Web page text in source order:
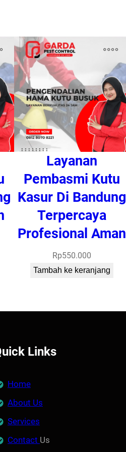
A
m
n
Layanan
Pembasmi Kutu
Kasur Di Bandung
Terpercaya
Profesional Aman
Rp550.000
Tambah ke keranjang
Links
Home
About Us
Services
Contact Us